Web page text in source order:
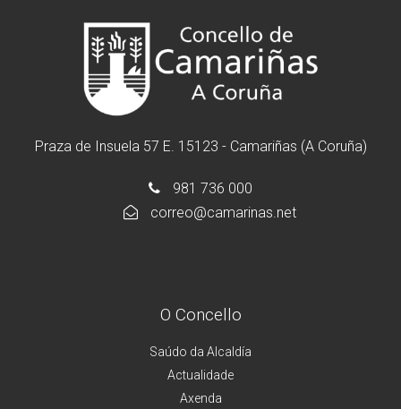
Praza de Insuela 57 E. 15123 - Camariñas (A Coruña)
981 736 000
correo@camarinas.net
O Concello
Saúdo da Alcaldía
Actualidade
Axenda